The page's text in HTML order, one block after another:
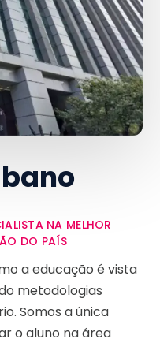
NA MELHOR
DO PAÍS
a educação é vista
metodologias
Somos a única
o aluno na área